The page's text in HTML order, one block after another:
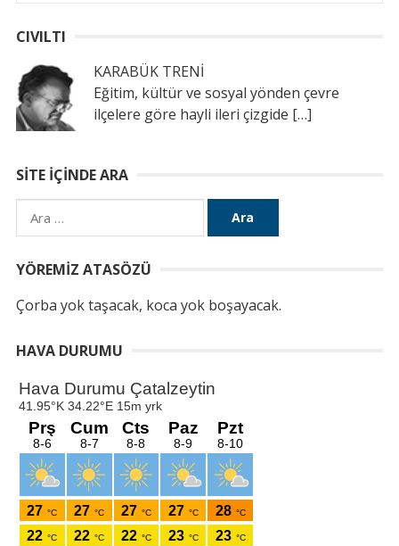
CIVILTI
KARABÜK TRENİ
Eğitim, kültür ve sosyal yönden çevre
ilçelere göre hayli ileri çizgide […]
SITE İÇINDE ARA
Arama:
YÖREMIZ ATASÖZÜ
Çorba yok taşacak, koca yok boşayacak.
HAVA DURUMU